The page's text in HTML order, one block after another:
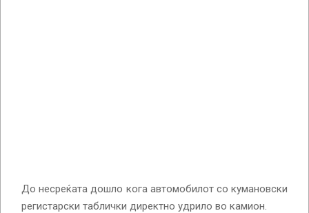
До несреќата дошло кога автомобилот со кумановски
регистарски таблички директно удрило во камион.